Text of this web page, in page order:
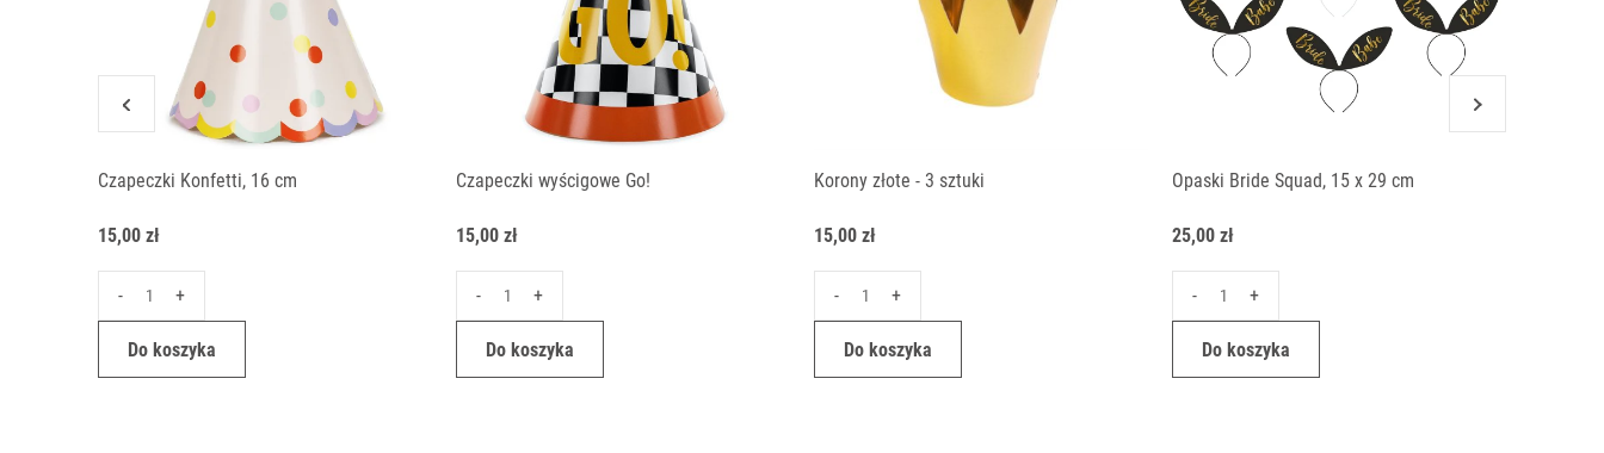
Czapeczki Konfetti, 16 cm
15,00 zł
- +
Do koszyka
Czapeczki wyścigowe Go!
15,00 zł
- +
Do koszyka
Korony złote - 3 sztuki
15,00 zł
- +
Do koszyka
Opaski Bride Squad, 15 x 29 cm
25,00 zł
- +
Do koszyka